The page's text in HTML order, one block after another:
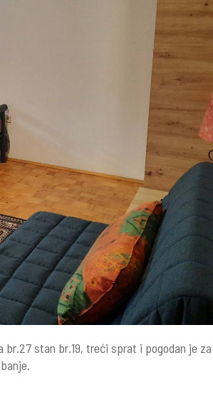
stan br.19, treći sprat i pogodan je za